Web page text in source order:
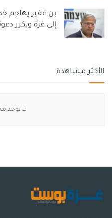
بن غفير يهاجم
إلى غزة ويكرر
الأكثر مشاهدة
لا يوجد